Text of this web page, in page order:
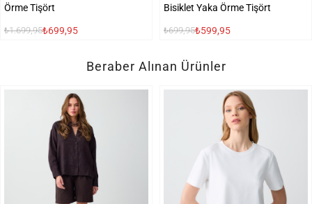
Örme Tişört
₺1.699,95₺699,95
Bisiklet Yaka Örme Tişört
₺699,95₺599,95
Beraber Alınan Ürünler